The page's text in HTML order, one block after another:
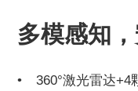
多模感知
360°激光雷达+4